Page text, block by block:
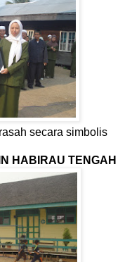
secara simbolis
HABIRAU TENGAH